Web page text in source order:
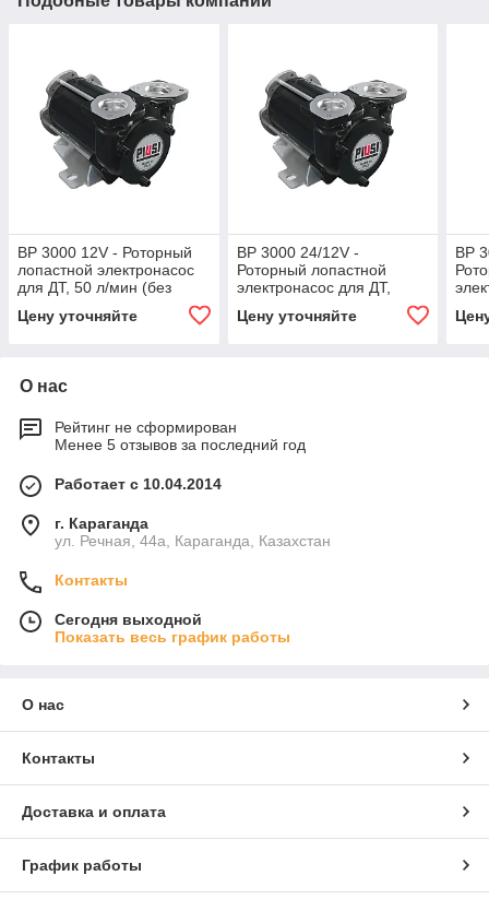
BP 3000 12V - Роторный
лопастной электронасос
для ДТ, 50 л/мин (без
фланцев и электроком/)
PIUSI
Цену уточняйте
BP 3000 24/12V -
Роторный лопастной
электронасос для ДТ,
50/30 л/мин (без фланцев
и эл.ком.), PIUSI
Цену уточняйте
BP
О нас
Рейтинг не сформирован
Менее 5 отзывов за последний год
Работает с 10.04.2014
г. Караганда
ул. Речная, 44а, Караганда, Казахстан
Контакты
Сегодня выходной
Показать весь график работы
О нас
Контакты
Доставка и оплата
График работы